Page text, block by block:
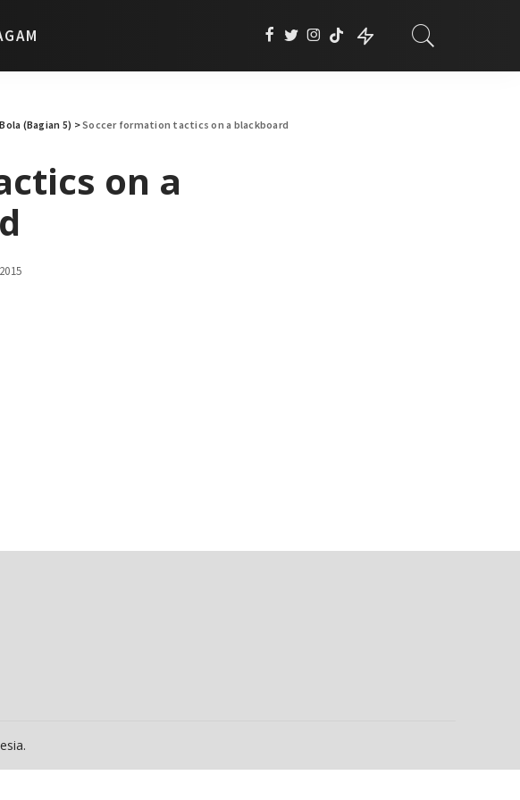
(Bagian 5) >Soccer formation tactics on a blackboard
on a